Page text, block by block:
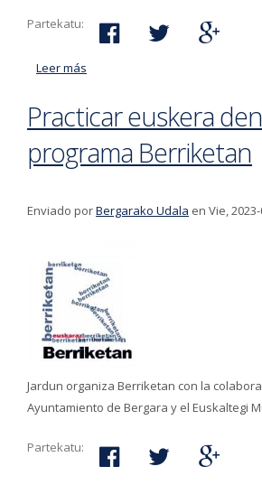
Partekatu:
Leer más
Practicar euskera
programa Berriketan
Enviado porBergarako Udala en Vie,
Jardun organiza Berriketan con la
Ayuntamiento de Bergara y el Euskaltegi
Partekatu: